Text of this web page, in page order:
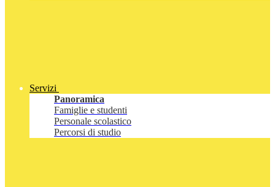
Servizi
Panoramica
Famiglie e studenti
Personale scolastico
Percorsi di studio